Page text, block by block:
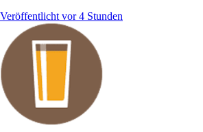
Veröffentlicht vor 4 Stunden